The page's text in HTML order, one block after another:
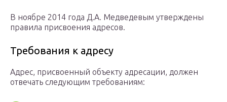
В ноябре 2014 года Д.А. Медведевым утверждены
правила присвоения адресов.
Требования к адресу
Адрес, присвоенный объекту адресации, должен
отвечать следующим требованиям: